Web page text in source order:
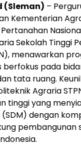
(Sleman) –
Kementerian
Sekolah Tinggi
menawarkan
berfokus pada
tata ruang.
Agraria
tinggi yang
dengan
pembangunan